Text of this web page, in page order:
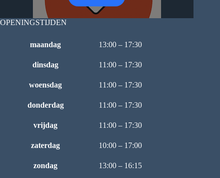
OPENINGSTIJDEN
maandag 13:00 – 17:30
dinsdag 11:00 – 17:30
woensdag 11:00 – 17:30
donderdag 11:00 – 17:30
vrijdag 11:00 – 17:30
zaterdag 10:00 – 17:00
zondag 13:00 – 16:15